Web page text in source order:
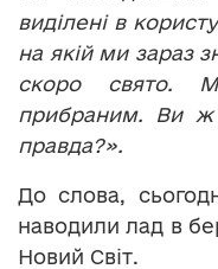
виділені в
на якій ми зараз
скоро свято.
прибраним. Ви ж
правда?».
До слова,
наводили лад в
Новий Світ.